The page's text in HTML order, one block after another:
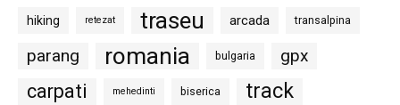
hiking retezat traseu arcada transalpina
parang romania bulgaria gpx
carpati mehedinti biserica track